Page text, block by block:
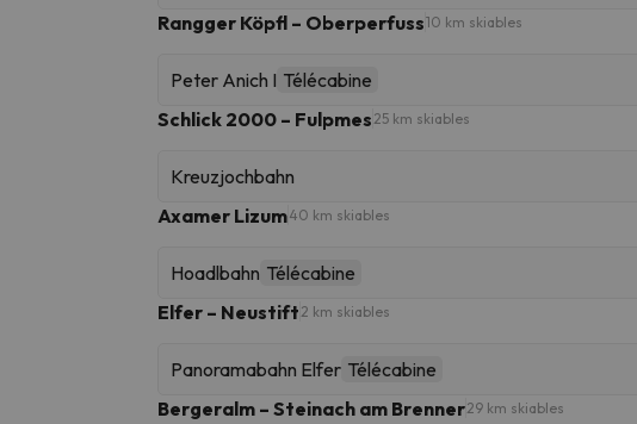
Rangger Köpfl – Oberperfuss10 km skiables
Peter Anich I Télécabine
Schlick 2000 – Fulpmes 25 km skiables
Kreuzjochbahn
Axamer Lizum40 km skiables
Hoadlbahn Télécabine
Elfer – Neustift 2 km skiables
Panoramabahn Elfer Télécabine
Bergeralm – Steinach am Brenner29 km skiables